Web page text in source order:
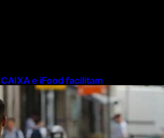
CAIXA e iFood facilitam
financiamento de motos e bicicletas
elétricas para entregadores